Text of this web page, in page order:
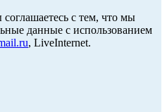
с тем, что мы
данные с использованием
, LiveInternet.